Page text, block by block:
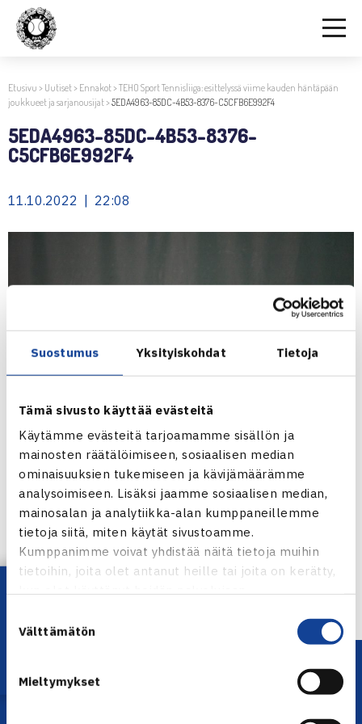
Suostumus Yksityiskohdat Tietoja
Tämä sivusto käyttää evästeitä
Käytämme evästeitä tarjoamamme sisällön ja
mainosten räätälöimiseen, sosiaalisen median
ominaisuuksien tukemiseen ja kävijämäärämme
analysoimiseen. Lisäksi jaamme sosiaalisen median,
mainosalan ja analytiikka-alan kumppaneillemme
tietoja siitä, miten käytät sivustoamme.
Kumppanimme voivat yhdistää näitä tietoja muihin
tietoihin, joita olet antanut heille tai joita on kerätty,
valinta
Välttämätön
Mieltymykset
Etusivu > Uutiset> Ennakot>TEHO Sport Tennisliiga: esittelyssä viime kauden häntäpään
joukkueet ja sarjanousijat>5EDA4963-85DC-4B53-8376-C5CFB6E992F4
5EDA4963-85DC-4B53-8376-
C5CFB6E992F4
11.10.2022 | 22:08
Jaa:
← Edellinen
Lataa OmaTennis!